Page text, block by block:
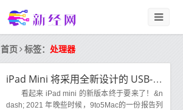
首页 标签： 处理器
iPad Mini 将采用全新设计的 USB-C 和下一代处理器
看起来 iPad mini 的新版本终于要来了！&n
dash; 2021 年晚些时候，9to5Mac的一份报告列